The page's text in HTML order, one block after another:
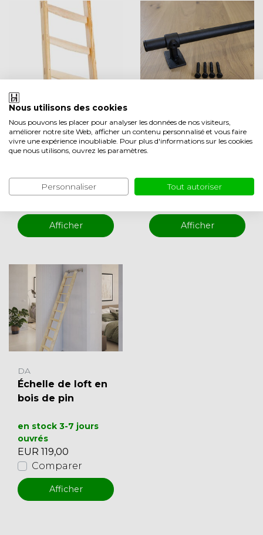
VE
Échelle simple dro
ite en bois
EUR 139,00
Afficher
Barre de montage
noire
EUR 37,50
Afficher
DA
Échelle de loft en
bois de pin
en stock 3-7 jours
ouvrés
EUR 119,00
Comparer
Afficher
Nous utilisons des cookies
Nous pouvons les placer pour analyser les données de nos visiteurs,
améliorer notre site Web, afficher un contenu personnalisé et vous faire
vivre une expérience inoubliable. Pour plus d'informations sur les cookies
que nous utilisons, ouvrez les paramètres.
Personnaliser Tout autoriser